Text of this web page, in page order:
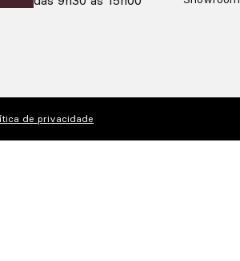
de privacidade